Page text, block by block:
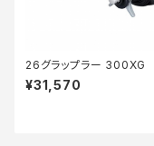
26グラップラー 300XG
¥31,570